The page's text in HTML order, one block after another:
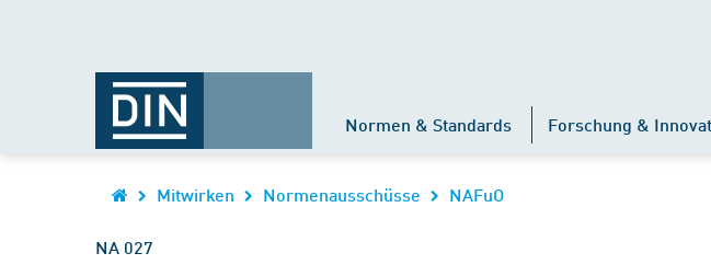
Normen & Standards Forschung &
Mitwirken Normenausschüsse NAFuO
NA 027